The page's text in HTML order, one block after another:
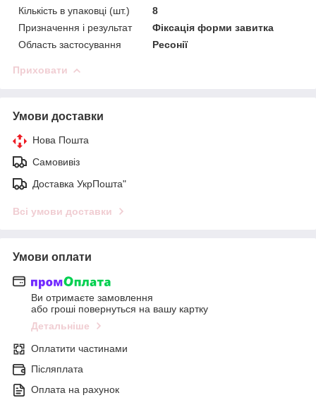
Кількість в упаковці (шт.)
8
Призначення і результат
Фіксація форми завитка
Область застосування
Ресонії
Приховати
Умови доставки
Нова Пошта
Самовивіз
Доставка УкрПошта"
Всі умови доставки
Умови оплати
Ви отримаєте замовлення
або гроші повернуться на вашу картку
Детальніше
Оплатити частинами
Післяплата
Оплата на рахунок